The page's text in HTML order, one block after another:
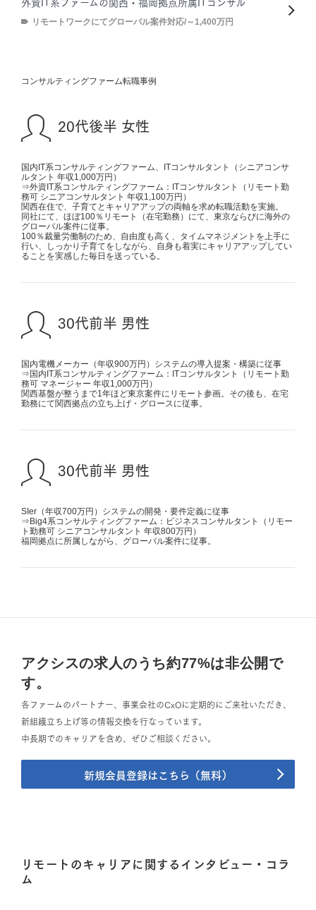
リモートワークにてグローバル案件対応/～1,400万円
コンサルティングファーム転職事例
20代後半 女性
国内IT系コンサルティングファーム、ITコンサルタント（シニアコンサ
ルタント 年収1,000万円）
⇒外資IT系コンサルティングファーム：ITコンサルタント（リモート勤
務可 シニアコンサルタント 年収1,100万円）
関西在住で、子育てとキャリアアップの両軸を求め転職活動を実施。
同社にて、ほぼ100％リモート（在宅勤務）にて、東京ならびに海外の
グローバル案件に従事。
100％裁量労働制のため、自由度も高く、タイムマネジメントを上手に
行い、しっかり子育てをしながら、自身も着実にキャリアアップしてい
ることを実感した毎日を送っている。
30代前半 男性
国内電機メーカー（年収900万円）システムの導入提案・構築に従事
⇒国内IT系コンサルティングファーム：ITコンサルタント（リモート勤
務可 マネージャー 年収1,000万円）
関西基盤が整うまで1年ほど東京案件にリモート参画。その後も、在宅
勤務にて関西拠点の立ち上げ・グロースに従事。
30代前半 男性
SIer（年収700万円）システムの開発・要件定義に従事
⇒Big4系コンサルティングファーム：ビジネスコンサルタント（リモー
ト勤務可 シニアコンサルタント 年収800万円）
福岡拠点に所属しながら、グローバル案件に従事。
アクシスの求人のうち約77%は非公開で
す。
各ファームのパートナー、事業会社のCxOに定期的にご来社いただき、
新組織立ち上げ等の情報交換を行なっています。
中長期でのキャリアを含め、ぜひご相談ください。
新規会員登録はこちら（無料）
リモートのキャリアに関するインタビュー・コラ
ム